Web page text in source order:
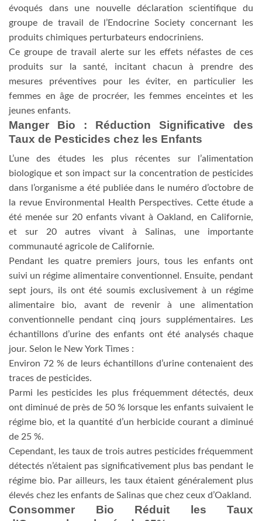
évoqués dans une nouvelle déclaration scientifique du
groupe de travail de l’Endocrine Society concernant les
produits chimiques perturbateurs endocriniens.
Ce groupe de travail alerte sur les effets néfastes de ces
produits sur la santé, incitant chacun à prendre des
mesures préventives pour les éviter, en particulier les
femmes en âge de procréer, les femmes enceintes et les
jeunes enfants.
Manger Bio : Réduction Significative des
Taux de Pesticides chez les Enfants
L’une des études les plus récentes sur l’alimentation
biologique et son impact sur la concentration de pesticides
dans l’organisme a été publiée dans le numéro d’octobre de
la revue Environmental Health Perspectives. Cette étude a
été menée sur 20 enfants vivant à Oakland, en Californie,
et sur 20 autres vivant à Salinas, une importante
communauté agricole de Californie.
Pendant les quatre premiers jours, tous les enfants ont
suivi un régime alimentaire conventionnel. Ensuite, pendant
sept jours, ils ont été soumis exclusivement à un régime
alimentaire bio, avant de revenir à une alimentation
conventionnelle pendant cinq jours supplémentaires. Les
échantillons d’urine des enfants ont été analysés chaque
jour. Selon le New York Times :
Environ 72 % de leurs échantillons d’urine contenaient des
traces de pesticides.
Parmi les pesticides les plus fréquemment détectés, deux
ont diminué de près de 50 % lorsque les enfants suivaient le
régime bio, et la quantité d’un herbicide courant a diminué
de 25 %.
Cependant, les taux de trois autres pesticides fréquemment
détectés n’étaient pas significativement plus bas pendant le
régime bio. Par ailleurs, les taux étaient généralement plus
élevés chez les enfants de Salinas que chez ceux d’Oakland.
Consommer Bio Réduit les Taux